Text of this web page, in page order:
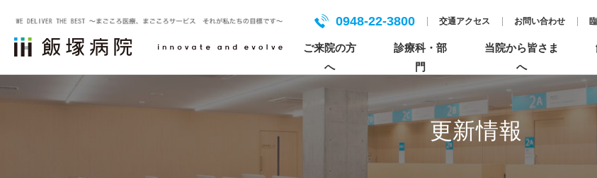
0948-22-3800 交通アクセス お問い合わせ
ご来院の方
へ
入院について
救急外来受診について セカンドオピニオンについて
診療科・部
門
各センターについて
当院から皆さま
へ
飯塚病院で相談できるスタッフ 個人情報保護方針（プライバシーポリシー）
患者さんのご紹介について
更新情報